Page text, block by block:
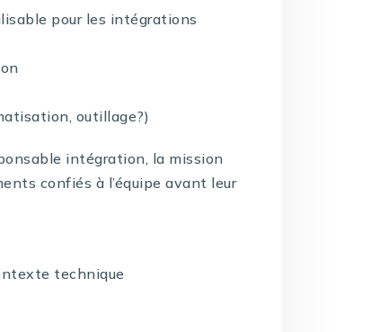
pour les intégrations
outillage?)
intégration, la mission
confiés à l’équipe avant leur
technique